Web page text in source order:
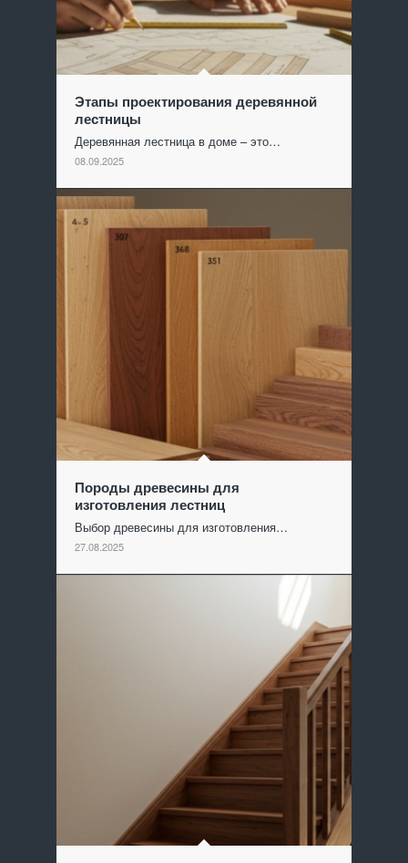
Этапы проектирования деревянной
лестницы
Деревянная лестница в доме – это…
08.09.2025
Породы древесины для
изготовления лестниц
Выбор древесины для изготовления…
27.08.2025